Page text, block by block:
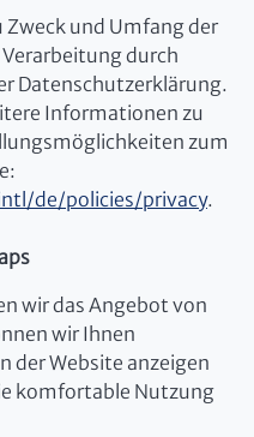
und Umfang der
durch
Datenschutzerklärung.
Informationen zu
zum
de/policies/privacy.
wir das Angebot von
wir Ihnen
der Website anzeigen
komfortable Nutzung